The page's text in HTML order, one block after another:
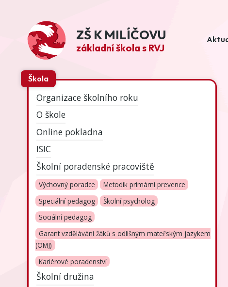
ZŠ K MILÍČOVU
základní škola s RVJ
Škola
Organizace školního roku
O škole
Online pokladna
ISIC
Školní poradenské pracoviště
Výchovný poradce
Metodik primární prevence
Speciální pedagog
Školní psycholog
Sociální pedagog
Garant vzdělávání žáků s odlišným mateřským jazykem
(OMJ)
Kariérové poradenství
Školní družina